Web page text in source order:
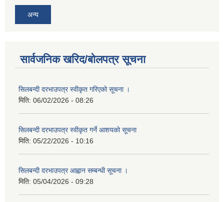
अन्य
सार्वजनिक खरिद/बोलपत्र सूचना
सिलबन्दी दरभाउपत्र स्वीकृत गरिएको सूचना ।
मिति: 06/02/2026 - 08:26
सिलबन्दी दरभाउपत्र स्वीकृत गर्ने आशयको सूचना
मिति: 05/22/2026 - 10:16
सिलबन्दी दरभाउपत्र आह्वान सम्बन्धी सूचना ।
मिति: 05/04/2026 - 09:28